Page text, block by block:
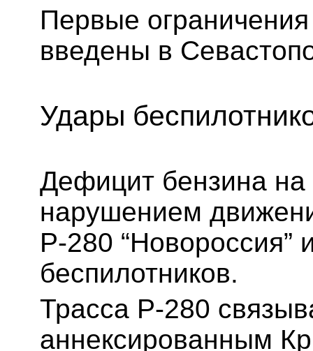
Первые
введены в
Удары
Дефицит бензина на
нарушением
Р-280 “Новороссия”
беспилотников.
Трасса Р-280
аннексированным